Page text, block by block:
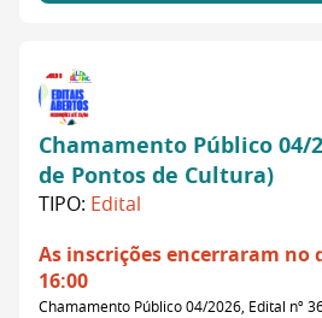
Chamamento Público 04/
de Pontos de Cultura)
TIPO: Edital
As inscrições encerraram no
16:00
Chamamento Público 04/2026, Edital nº